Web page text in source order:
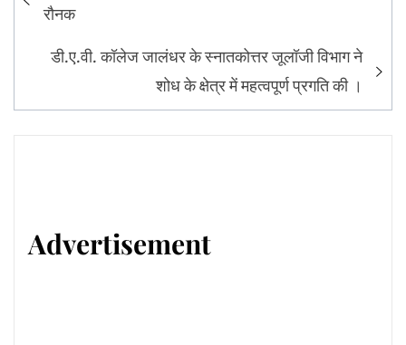
रौनक
डी.ए.वी. कॉलेज जालंधर के स्नातकोत्तर जूलॉजी विभाग ने
शोध के क्षेत्र में महत्वपूर्ण प्रगति की ।
Advertisement